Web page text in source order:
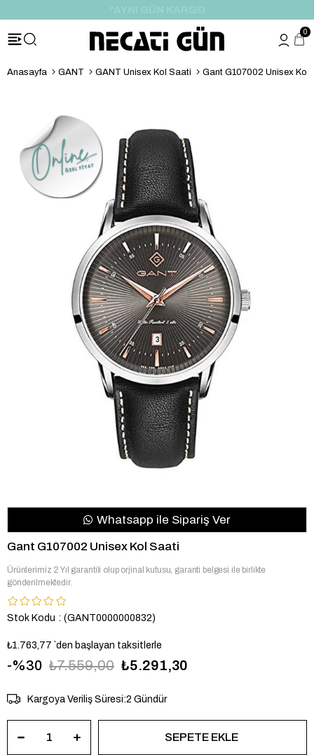
0
Anasayfa GANT GANT Unisex Kol Saati Gant G107002 Unisex Kol
Whatsapp ile Sipariş Ver
Gant G107002 Unisex Kol Saati
Ürünlerimiz 2 Yıl garantili olup orjinal kutusu, garanti belgesi ile birlikte
gönderilmektedir.
Stok Kodu (GANT0000000832)
₺1.763,77 `den başlayan taksitlerle
30 ₺7.559,00 ₺5.291,30
Kargoya Veriliş Süresi:2 Gündür